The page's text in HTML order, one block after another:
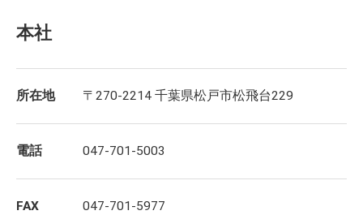
本社
所在地 〒270-2214 千葉県松戸市松飛台229
電話 047-701-5003
FAX 047-701-5977